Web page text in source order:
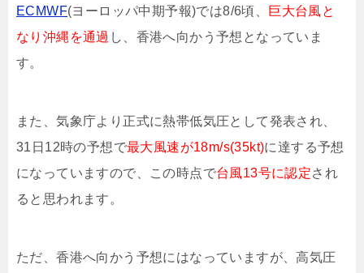
ECMWF(ヨーロッパ中期予報)では8/6頃、
巨大台風と
なり沖縄を通過 し、香港へ向かう予想となっていま
す。
また、気象庁より正式に熱帯低気圧として発表され、
31日12時の予想で最大風速が18m/s(35kt)に達する予想
になっていますので、この時点で台風13号に認定され
ると思われます。
ただ、香港へ向かう予想にはなっていますが、高気圧